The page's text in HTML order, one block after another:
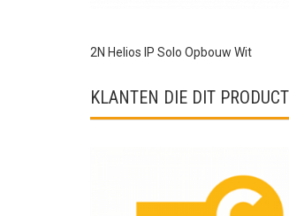
2N Helios IP Solo Opbouw Wit
KLANTEN DIE DIT